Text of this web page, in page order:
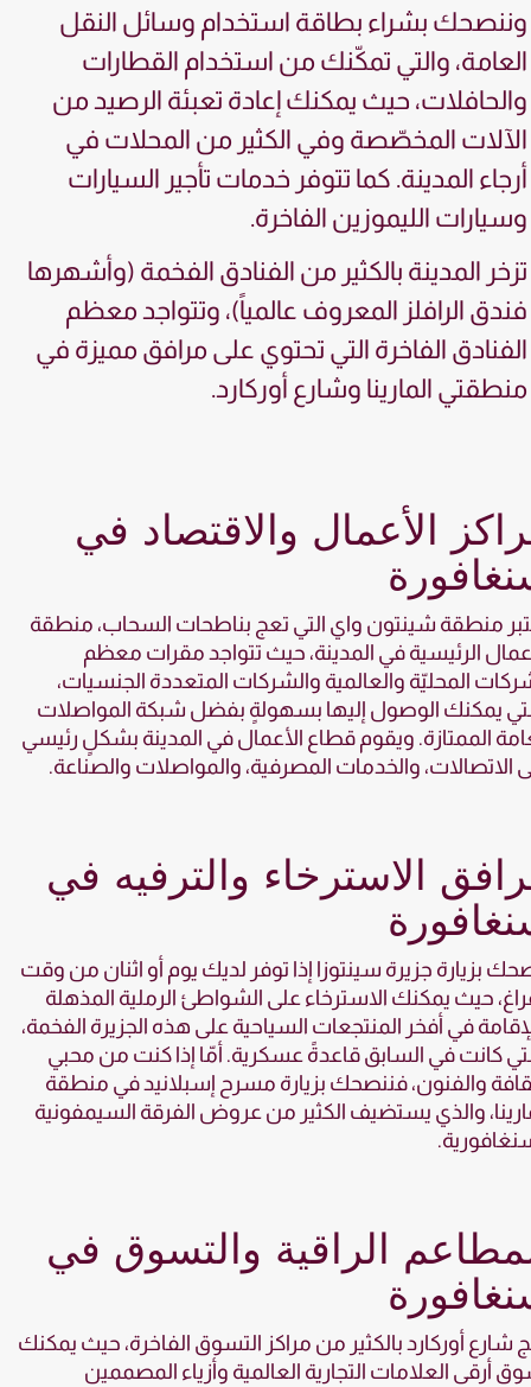
وننصحك بشراء بطاقة استخدام وسائل النقل
العامة، والتي تمكّنك من استخدام القطارات
والحافلات، حيث يمكنك إعادة تعبئة الرصيد من
الآلات المخصّصة وفي الكثير من المحلات في
أرجاء المدينة. كما تتوفر خدمات تأجير السيارات
وسيارات الليموزين الفاخرة.
تزخر المدينة بالكثير من الفنادق الفخمة (وأشهرها
فندق الرافلز المعروف عالمياً)، وتتواجد معظم
الفنادق الفاخرة التي تحتوي على مرافق مميزة في
منطقتي المارينا وشارع أوركارد.
الأعمال والاقتصاد في
منطقة شينتون واي التي تعج بناطحات السحاب، منطقة
الرئيسية في المدينة، حيث تتواجد مقرات معظم
المحليّة والعالمية والشركات المتعددة الجنسيات،
يمكنك الوصول إليها بسهولةٍ بفضل شبكة المواصلات
الممتازة. ويقوم قطاع الأعمال في المدينة بشكلٍ رئيسي
الاتصالات، والخدمات المصرفية، والمواصلات والصناعة.
الاسترخاء والترفيه في
بزيارة جزيرة سينتوزا إذا توفر لديك يوم أو اثنان من وقت
حيث يمكنك الاسترخاء على الشواطئ الرملية المذهلة
في أفخر المنتجعات السياحية على هذه الجزيرة الفخمة،
كانت في السابق قاعدةً عسكرية. أمّا إذا كنت من محبي
والفنون، فننصحك بزيارة مسرح إسبلانيد في منطقة
والذي يستضيف الكثير من عروض الفرقة السيمفونية
الراقية والتسوق في
شارع أوركارد بالكثير من مراكز التسوق الفاخرة، حيث يمكنك
أرقى العلامات التجارية العالمية وأزياء المصممين